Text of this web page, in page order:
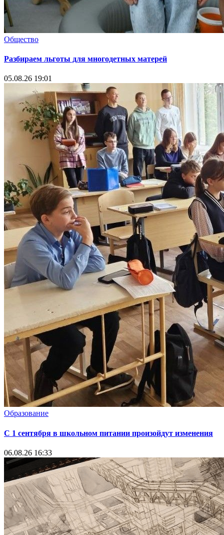
Общество
Разбираем льготы для многодетных матерей
05.08.26 19:01
Образование
С 1 сентября в школьном питании произойдут изменения
06.08.26 16:33